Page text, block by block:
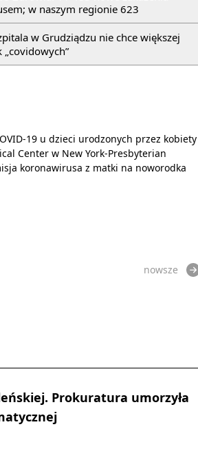
w naszym regionie 623
w Grudziądzu nie chce większej
„covidowych”
19 u dzieci urodzonych przez kobiety
Center w New York-Presbyterian
koronawirusa z matki na noworodka
nowsze
Prokuratura umorzyła